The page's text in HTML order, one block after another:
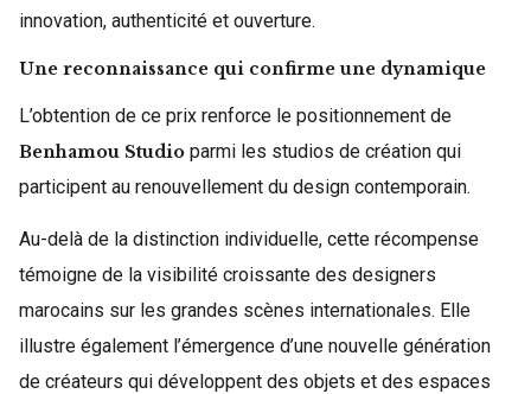
innovation, authenticité et ouverture.
Une reconnaissance qui confirme une dynamique
L’obtention de ce prix renforce le positionnement de
Benhamou Studio parmi les studios de création qui
participent au renouvellement du design contemporain.
Au-delà de la distinction individuelle, cette récompense
témoigne de la visibilité croissante des designers
marocains sur les grandes scènes internationales. Elle
illustre également l’émergence d’une nouvelle génération
de créateurs qui développent des objets et des espaces